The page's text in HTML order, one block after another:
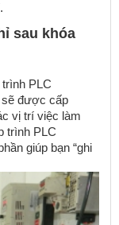
sau khóa
PLC
sẽ được cấp
vị trí việc làm
trình PLC
giúp bạn “ghi